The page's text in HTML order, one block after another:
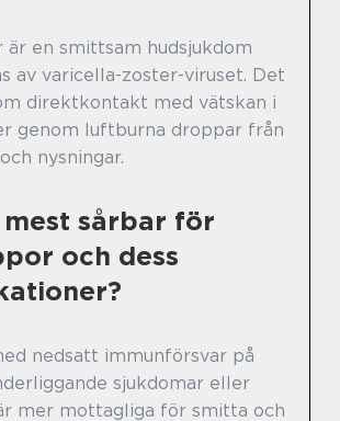
en smittsam hudsjukdom
av varicella-zoster-viruset. Det
direktkontakt med vätskan i
genom luftburna droppar från
nysningar.
mest sårbar för
och dess
nedsatt immunförsvar på
sjukdomar eller
mer mottagliga för smitta och